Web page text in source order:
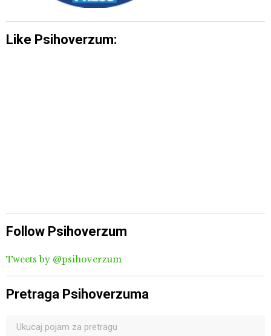
Like Psihoverzum:
Follow Psihoverzum
Tweets by @psihoverzum
Pretraga Psihoverzuma